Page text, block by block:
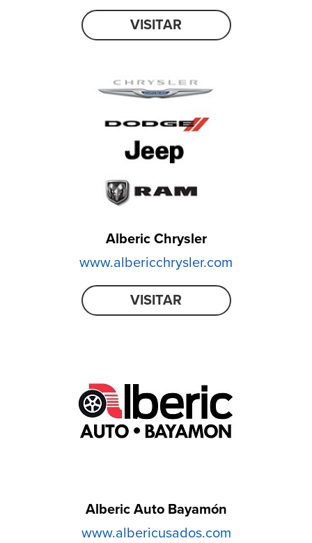
VISITAR
Alberic Chrysler
www.albericchrysler.com
VISITAR
Alberic Auto Bayamón
www.albericusados.com